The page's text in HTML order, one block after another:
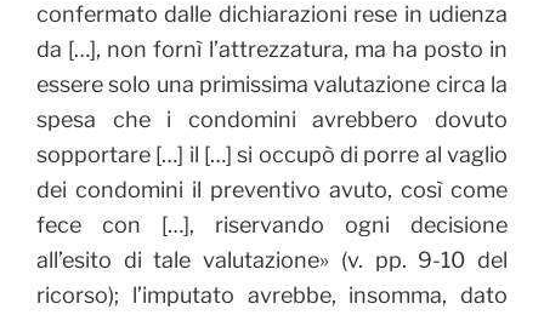
confermato dalle dichiarazioni rese in udienza
da […], non fornì l’attrezzatura, ma ha posto in
essere solo una primissima valutazione circa la
spesa che i condomini avrebbero dovuto
sopportare […] il […] si occupò di porre al vaglio
dei condomini il preventivo avuto, così come
fece con […], riservando ogni decisione
all’esito di tale valutazione» (v. pp. 9-10 del
ricorso); l’imputato avrebbe, insomma, dato